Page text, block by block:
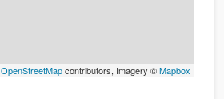
OpenStreetMapcontributors, Imagery ©Mapbox